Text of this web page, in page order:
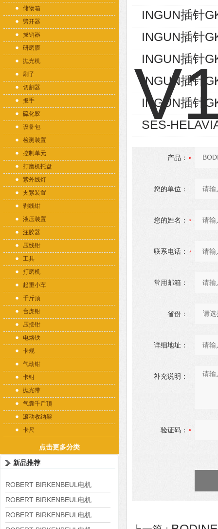
储物箱
劈开器
拔销器
研磨膜
抛光机
刷子
切割器
扳手
硫化胶
设备包
检测装置
控制单元
打磨机托盘
紫外线灯
夹紧装置
剥线钳
液压装置
注胶器
压线钳
工具
打磨机
起重小车
千斤顶
台虎钳
压接钳
电烙铁
卡规
气动钳
卡钳
抛光带
气囊千斤顶
滚动收纳架
卡尺
点击更多分类
新品推荐
ROBERT BIRKENBEUL电机
8APE225M-4-IE3
ROBERT BIRKENBEUL电机
8APE180L-4 IE3
ROBERT BIRKENBEUL电机
INGUN插针
INGUN插针
INGUN插针
INGUN插针
INGUN插针
SES-
产品：
您的单位：
您的姓名：
联系电话：
常用邮箱：
省份：
详细地址：
补充说明：
验证码：